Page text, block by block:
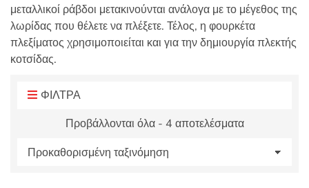
μεταλλικοί ράβδοι μετακινούνται ανάλογα με το μέγεθος της
λωρίδας που θέλετε να πλέξετε. Τέλος, η φουρκέτα
πλεξίματος χρησιμοποιείται και για την δημιουργία πλεκτής
κοτσίδας.
ΦΙΛΤΡΑ
Προβάλλονται όλα - 4 αποτελέσματα